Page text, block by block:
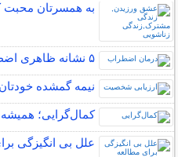
به همسرتان محبت
۵ نشانه‌ ظاهری اضطراب بیمارگونه
نیمه‌ گمشده خودتان
کمال‌گرایی؛ همیشه «۲۰» گرفتن هم خوب
علل بی انگیزگی